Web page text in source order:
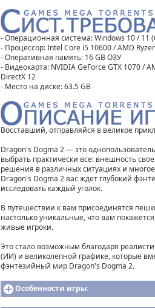
- Операционная система: Windows 10 / 11
- Процессор: Intel Core i5 10600 / AMD
- Оперативная память: 16 GB ОЗУ
- Видеокарта: NVIDIA GeForce GTX 1070 /
DirectX 12
- Место на диске: 63.5 GB
Восставший, отправляйся в великое
Dragon's Dogma 2 — это
выбрать практически все: внешность
решения в различных ситуациях и
Dragon's Dogma 2 вас ждет глубокий
исследовать каждый уголок.
В путешествии к вам присоединятся
настолько уникальные, что вам
живые игроки.
Это стало возможным благодаря
(ИИ) и великолепной графике, которые
фэнтезийный мир Dragon's Dogma 2.
Особенности игры: